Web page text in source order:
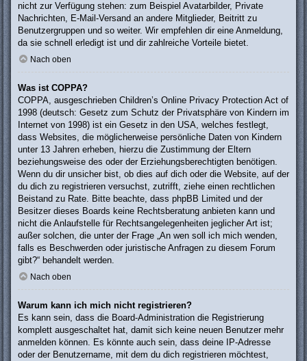
nicht zur Verfügung stehen: zum Beispiel Avatarbilder, Private
Nachrichten, E-Mail-Versand an andere Mitglieder, Beitritt zu
Benutzergruppen und so weiter. Wir empfehlen dir eine Anmeldung,
da sie schnell erledigt ist und dir zahlreiche Vorteile bietet.
Nach oben
Was ist COPPA?
COPPA, ausgeschrieben Children’s Online Privacy Protection Act of
1998 (deutsch: Gesetz zum Schutz der Privatsphäre von Kindern im
Internet von 1998) ist ein Gesetz in den USA, welches festlegt,
dass Websites, die möglicherweise persönliche Daten von Kindern
unter 13 Jahren erheben, hierzu die Zustimmung der Eltern
beziehungsweise des oder der Erziehungsberechtigten benötigen.
Wenn du dir unsicher bist, ob dies auf dich oder die Website, auf der
du dich zu registrieren versuchst, zutrifft, ziehe einen rechtlichen
Beistand zu Rate. Bitte beachte, dass phpBB Limited und der
Besitzer dieses Boards keine Rechtsberatung anbieten kann und
nicht die Anlaufstelle für Rechtsangelegenheiten jeglicher Art ist;
außer solchen, die unter der Frage „An wen soll ich mich wenden,
falls es Beschwerden oder juristische Anfragen zu diesem Forum
gibt?“ behandelt werden.
Nach oben
Warum kann ich mich nicht registrieren?
Es kann sein, dass die Board-Administration die Registrierung
komplett ausgeschaltet hat, damit sich keine neuen Benutzer mehr
anmelden können. Es könnte auch sein, dass deine IP-Adresse
oder der Benutzername, mit dem du dich registrieren möchtest,